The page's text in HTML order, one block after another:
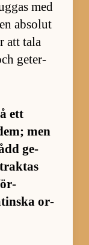
med
ab­so­lut
att tala
ge­ter­
ett
men
ge­
or­